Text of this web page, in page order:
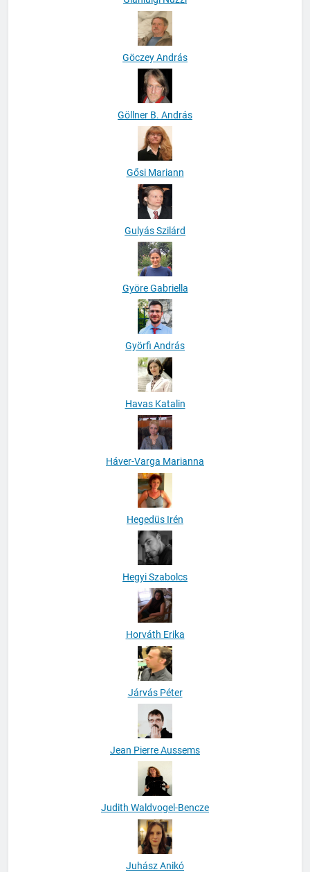
Göczey András
Göllner B. András
Gősi Mariann
Gulyás Szilárd
Györe Gabriella
Györfi András
Havas Katalin
Háver-Varga Marianna
Hegedüs Irén
Hegyi Szabolcs
Horváth Erika
Járvás Péter
Jean Pierre Aussems
Judith Waldvogel-Bencze
Juhász Anikó